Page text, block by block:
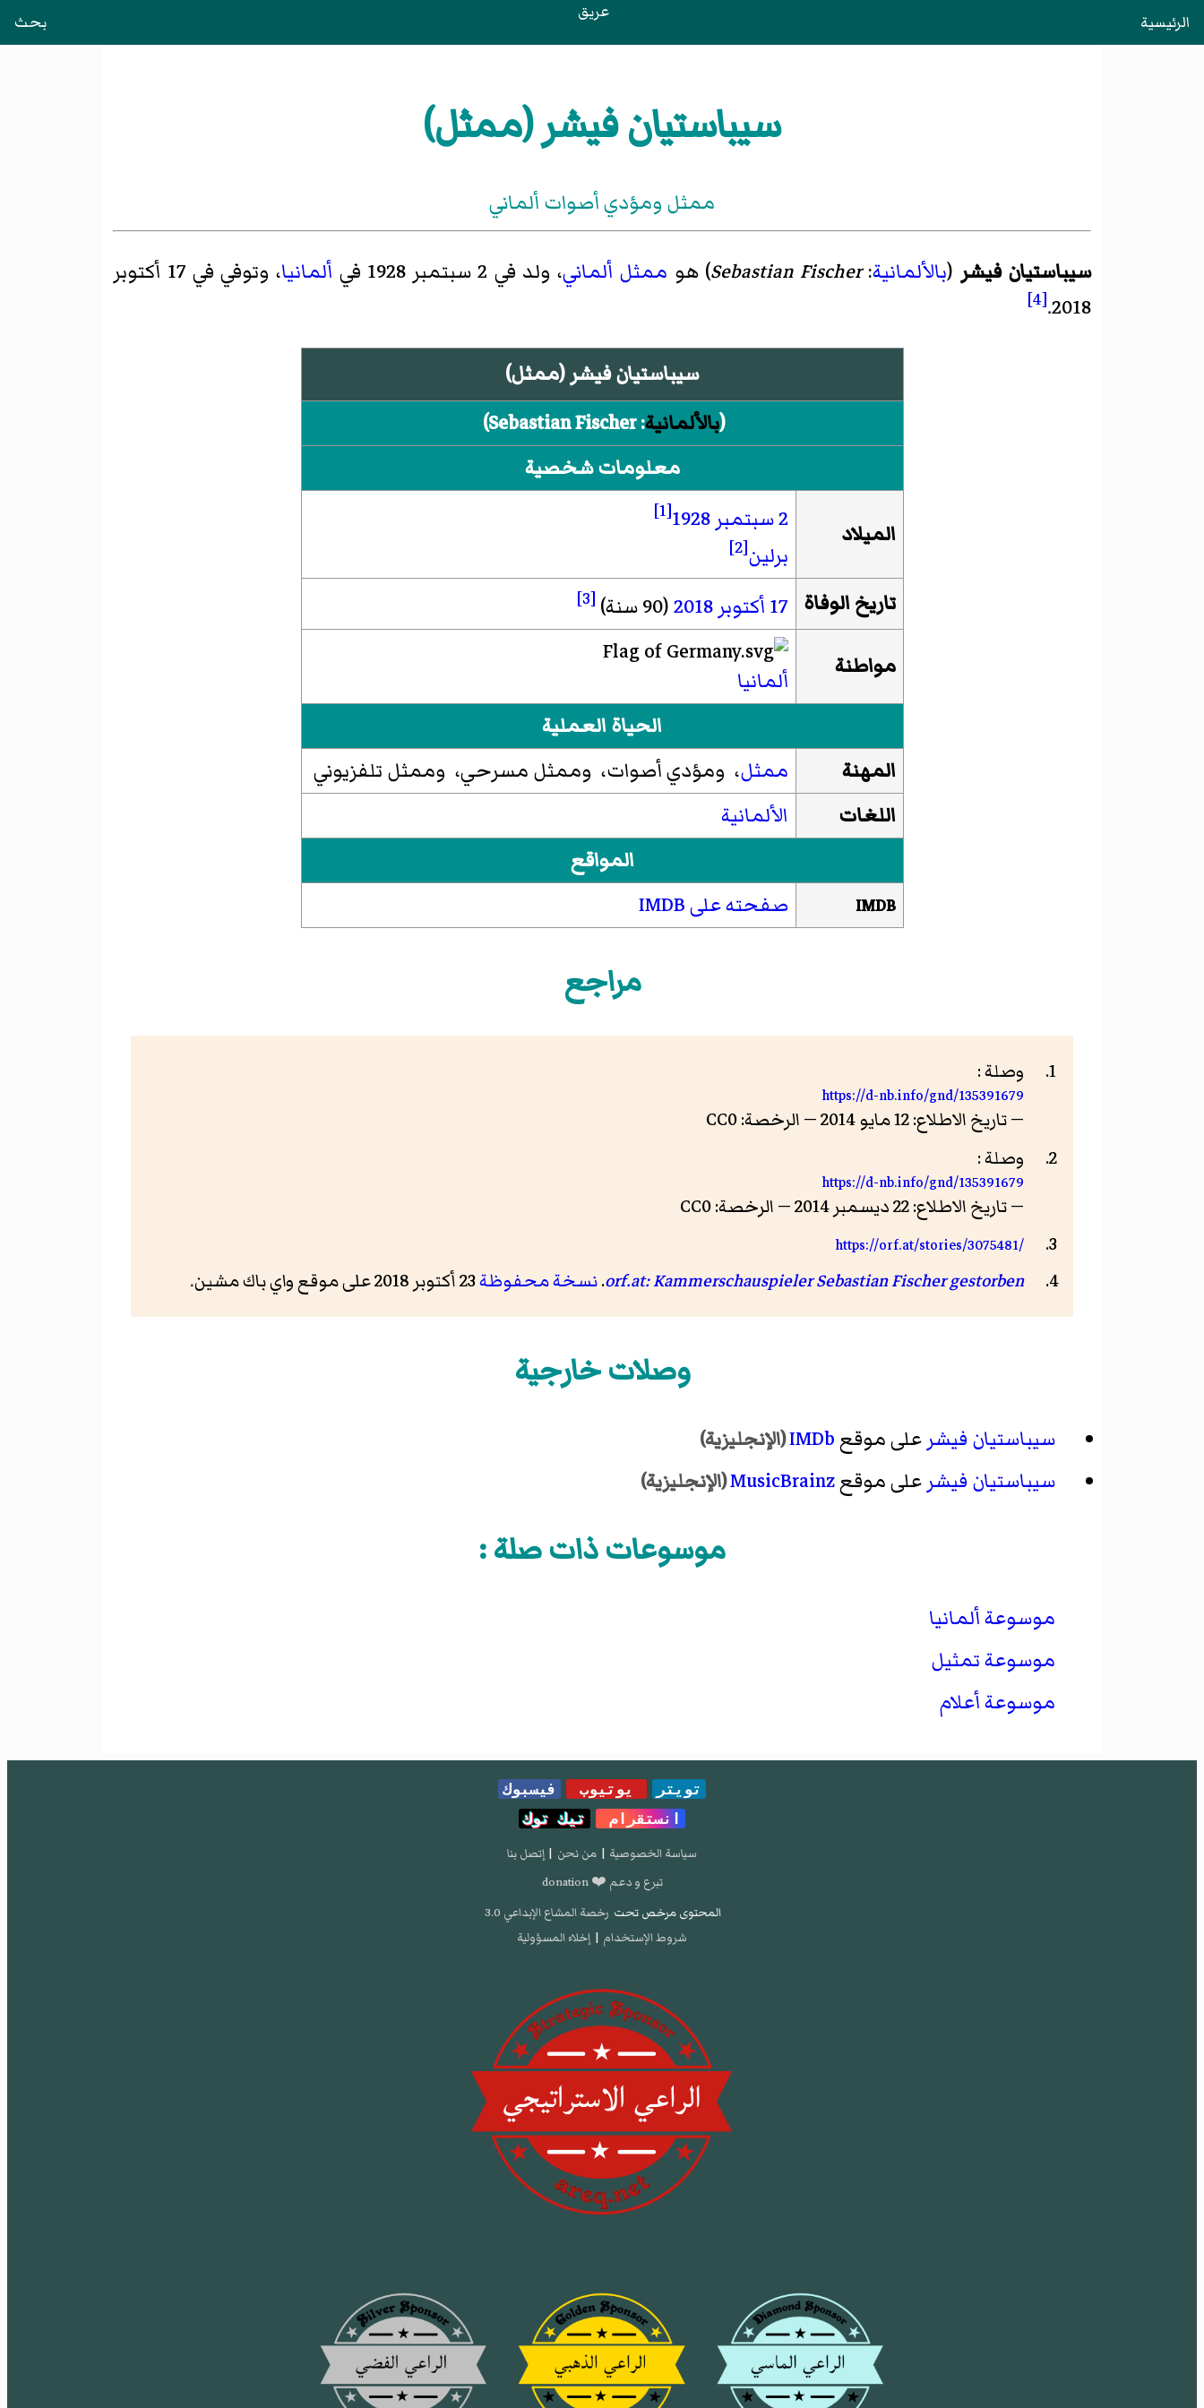
الرئيسية عريق بحث
سيباستيان فيشر (ممثل)
ممثل ومؤدي أصوات ألماني
سيباستيان فيشر (بالألمانية:
Sebastian Fischer)‏ هو ممثل ألماني، ولد في 2 سبتمبر 1928 في ألمانيا
، وتوفي في 17 أكتوبر
2018.
[4]
سيباستيان فيشر (ممثل)
(بالألمانية:
Sebastian Fischer
)‏
معلومات شخصية
الميلاد
2 سبتمبر 1928
[1]
برلين[2]
تاريخ الوفاة 17 أكتوبر 2018(90 سنة) [3]
مواطنة
ألمانيا
الحياة العملية
المهنة
ممثل، ومؤدي أصوات، وممثل مسرحي، وممثل تلفزيوني
اللغات
الألمانية
المواقع
IMDB صفحته على IMDB
مراجع
وصلة :
https://d-nb.info/gnd/135391679
— تاريخ الاطلاع: 12 مايو 2014 — الرخصة: CC0
وصلة :
https://d-nb.info/gnd/135391679
— تاريخ الاطلاع: 22 ديسمبر 2014 — الرخصة: CC0
https://orf.at/stories/3075481/
orf.at: Kammerschauspieler Sebastian Fischer gestorben
.نسخة محفوظة23 أكتوبر 2018 على موقع واي باك مشين.
وصلات خارجية
سيباستيان فيشر على موقعIMDb(الإنجليزية)
سيباستيان فيشر على موقعMusicBrainz(الإنجليزية)
موسوعات ذات صلة :
موسوعة ألمانيا
موسوعة تمثيل
موسوعة أعلام
تويتر يوتيوب
فيسبوك
انستقرام
تيك توك
سياسة الخصوصية | من نحن | إتصل بنا
تبرع و دعم ❤️ donation
المحتوى مرخص تحت رخصة المشاع الإبداعي 3.0
شروط الإستخدام | إخلاء المسؤولية